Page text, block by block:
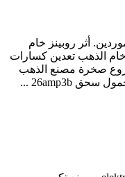
أثر روبينز خام
الذهب تعدين كسارات
صخرة مصنع الذهب